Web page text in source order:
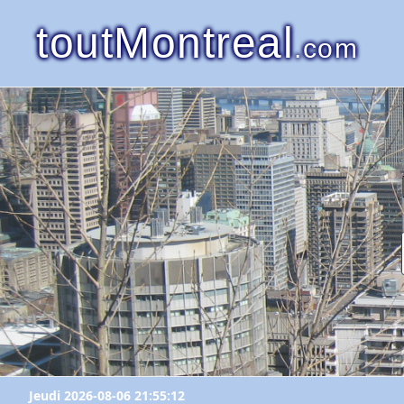
toutMontreal.com
Jeudi 2026-08-06 21:55:12